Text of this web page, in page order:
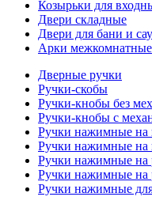
Козырьки для
Двери складные
Двери для бани и
Арки межкомнатные
Дверные ручки
Ручки-скобы
Ручки-кнобы без
Ручки-кнобы с
Ручки нажимные на
Ручки нажимные на
Ручки нажимные на
Ручки нажимные на
Ручки нажимные